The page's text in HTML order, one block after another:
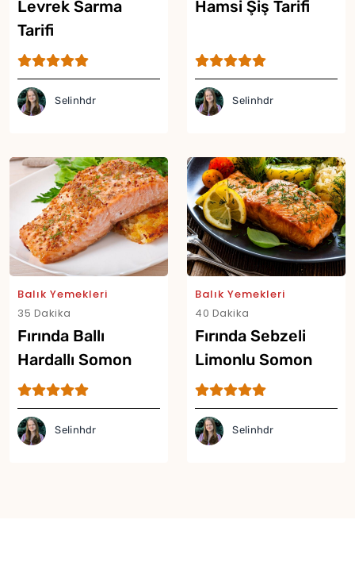
Levrek Sarma
Tarifi
Selinhdr
Hamsi Şiş Tarifi
Selinhdr
Balık Yemekleri
35 Dakika
Fırında Ballı
Hardallı Somon
Tarifi
Selinhdr
Balık Yemekleri
40 Dakika
Fırında Sebzeli
Limonlu Somon
Tarifi
Selinhdr